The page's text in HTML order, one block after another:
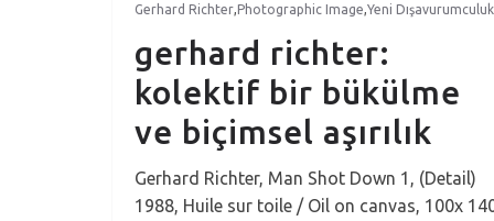
Gerhard Richter Photographic Image Yeni Dışavurumculuk
gerhard richter:
kolektif bir bükülme
ve biçimsel aşırılık
Gerhard Richter, Man Shot Down 1, (Detail)
1988, Huile sur toile / Oil on canvas, 100x